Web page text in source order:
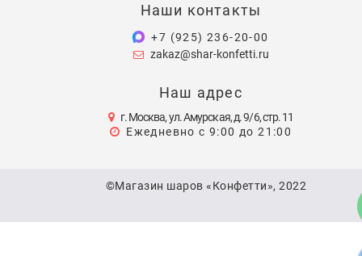
Наши контакты
+7 (925) 236-20-00
zakaz@shar-konfetti.ru
Наш адрес
г. Москва, ул. Амурская, д. 9/6, стр. 11
Ежедневно с 9:00 до 21:00
©Магазин шаров «Конфетти», 2022